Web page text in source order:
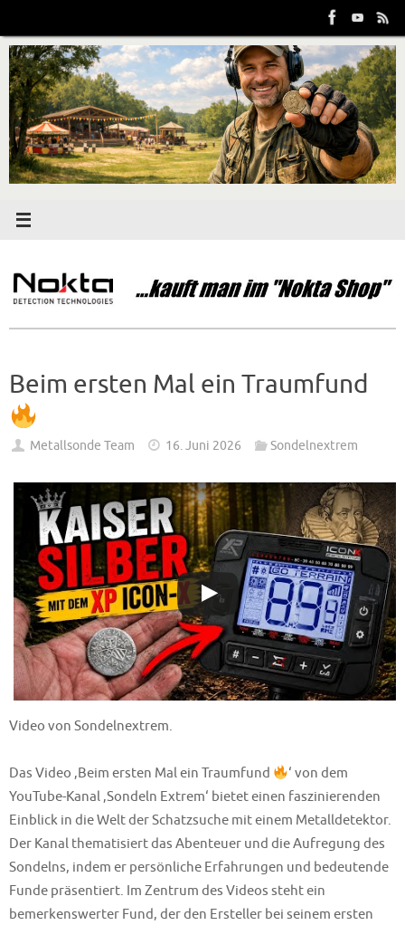
Inhalt
springen
Beim ersten Mal ein Traumfund
Metallsonde Team 16. Juni 2026 Sondelnextrem
Video von Sondelnextrem.
Das Video ‚Beim ersten Mal ein Traumfund
‘ von dem
YouTube-Kanal ‚Sondeln Extrem‘ bietet einen faszinierenden
Einblick in die Welt der Schatzsuche mit einem Metalldetektor.
Der Kanal thematisiert das Abenteuer und die Aufregung des
Sondelns, indem er persönliche Erfahrungen und bedeutende
Funde präsentiert. Im Zentrum des Videos steht ein
bemerkenswerter Fund, der den Ersteller bei seinem ersten